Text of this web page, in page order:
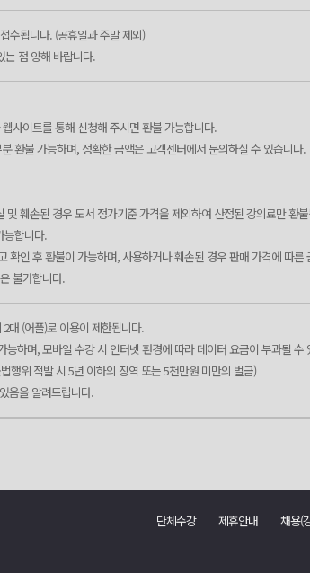
수됩니다. (공휴일과 주말 제외)
는 점 양해 바랍니다.
사이트를 통해 신청해 주시면 환불 가능합니다.
환불 가능하며, 정확한 금액은 고객센터에서 문의하실 수 있습니다.
훼손된 경우 도서 정가기준 가격을 제외하여 산정된 강의료만 환
능합니다.
확인 후 환불이 가능하며, 사용하거나 훼손된 경우 판매 가격에 따
불가합니다.
대 (어플)로 이용이 제한됩니다.
하며, 모바일 수강 시 인터넷 환경에 따라 데이터 요금이 부과될 수
행위 적발 시 5년 이하의 징역 또는 5천만원 미만의 벌금)
음을 알려드립니다.
단체수강 제휴안내 채용(